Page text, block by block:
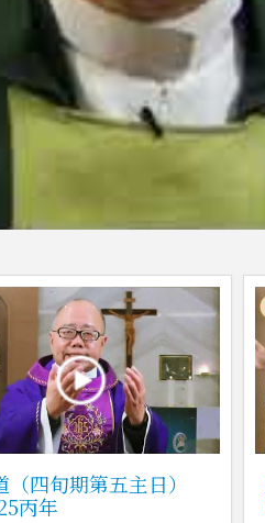
（四旬期第五主日）
丙年